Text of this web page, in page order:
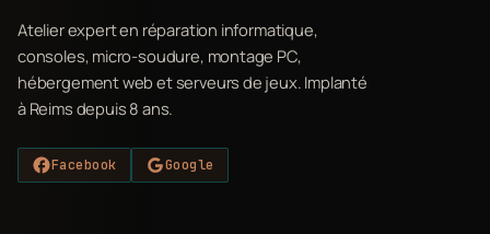
Atelier expert en réparation informatique,
consoles, micro-soudure, montage PC,
hébergement web et serveurs de jeux. Implanté
à Reims depuis 8 ans.
Facebook Google